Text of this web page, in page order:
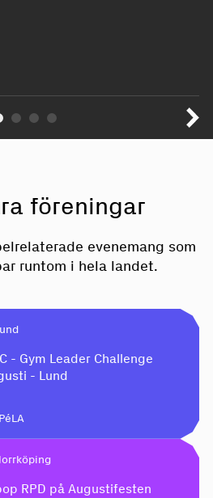
föreningar
evenemang som
runtom i hela landet.
- Gym Leader Challenge
- Lund
RPD på Augustifesten